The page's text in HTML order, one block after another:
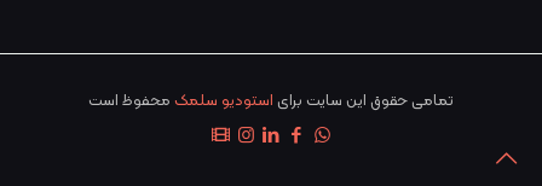
تمامی حقوق این سایت برای استودیو سلمک محفوظ است